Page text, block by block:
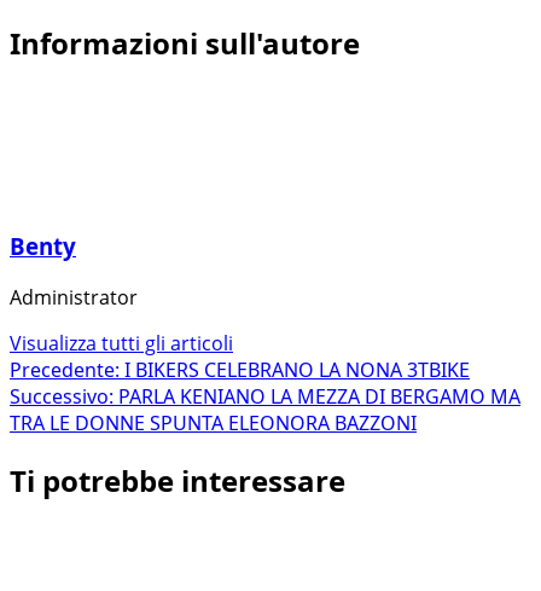
Informazioni sull'autore
Benty
Administrator
Visualizza tutti gli articoli
Navigazione
articolo
Precedente: I BIKERS CELEBRANO LA NONA 3TBIKE
Successivo: PARLA KENIANO LA MEZZA DI BERGAMO MA
TRA LE DONNE SPUNTA ELEONORA BAZZONI
Ti potrebbe interessare